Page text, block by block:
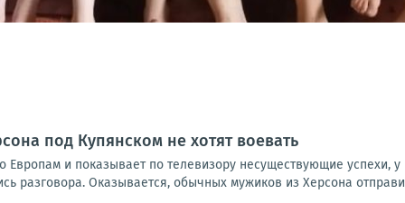
под Купянском не хотят воевать
Европам и показывает по телевизору несуществующие успехи,
разговора. Оказывается, обычных мужиков из Херсона